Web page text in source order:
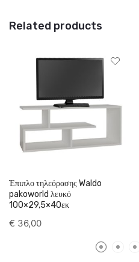
Related products
Έπιπλο τηλεόρασης Waldo
pakoworld λευκό
100×29,5×40εκ
€ 36,00